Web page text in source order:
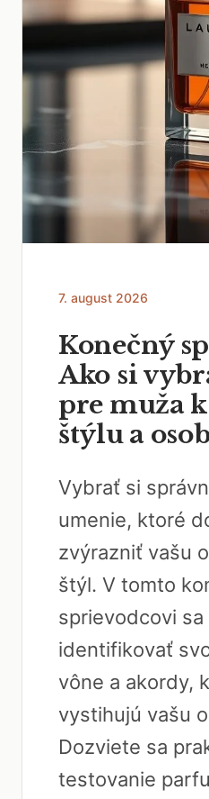
7. august 2026
Konečný
Ako si
pre muža
štýlu a
Vybrať si
umenie, ktoré
zvýrazniť vašu
štýl. V tomto
sprievodcovi
identifikovať
vône a akordy,
vystihujú vašu
Dozviete sa
testovanie